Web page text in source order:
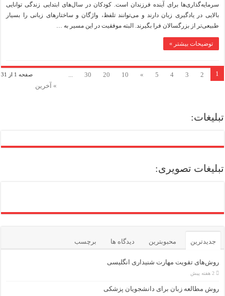
کودکان
سرمایه‌گذاری‌ها برای آینده فرزندان است. کودکان در سال‌های ابتدایی زندگی توانایی
بالایی در یادگیری زبان دارند و می‌توانند تلفظ، واژگان و ساختارهای زبانی را بسیار
طبیعی‌تر از بزرگسالان فرا بگیرند. البته موفقیت در این مسیر به …
توضیحات بیشتر »
صفحه 1 از 31 1
2
3
4
5
»
10
20
30
» آخرین
تبلیغات:
تبلیغات تصویری:
جدیدترین محبوبترین دیدگاه ها برچسب
روش‌های تقویت مهارت شنیداری انگلیسی
2 هفته پیش
روش مطالعه زبان برای دانشجویان پزشکی